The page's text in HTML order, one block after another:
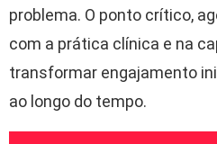
problema. O ponto crítico,
com a prática clínica e na
transformar engajamento
ao longo do tempo.